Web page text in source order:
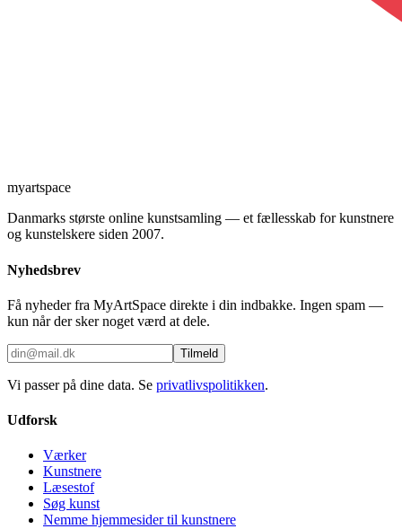
myartspace
Danmarks største online kunstsamling — et fællesskab for kunstnere
og kunstelskere siden 2007.
Nyhedsbrev
Få nyheder fra MyArtSpace direkte i din indbakke. Ingen spam —
kun når der sker noget værd at dele.
Tilmeld
Vi passer på dine data. Se privatlivspolitikken.
Udforsk
Værker
Kunstnere
Læsestof
Søg kunst
Nemme hjemmesider til kunstnere